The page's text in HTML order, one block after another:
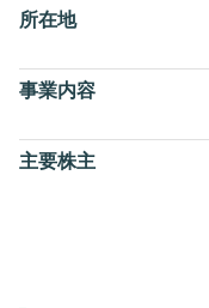
所在地
事業内容
主要株主